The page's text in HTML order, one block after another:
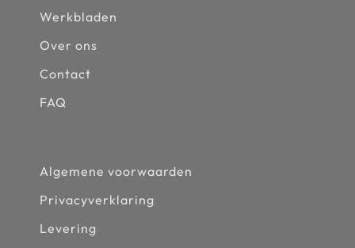
Werkbladen
Over ons
Contact
FAQ
Algemene voorwaarden
Privacyverklaring
Levering